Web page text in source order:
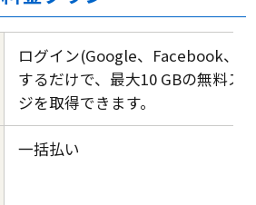
ログイン(Google、Facebook、
するだけで、最大10 GBの無料ス
ジを取得できます。
一括払い